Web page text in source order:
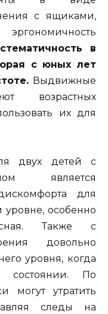
с ящиками,
в
с юных лет
Выдвижные
возрастных
их для
двух детей с
является
для
особенно
Также с
довольно
уровня, когда
состоянии. По
могут утратить
следы на